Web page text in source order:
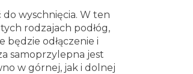
wyschnięcia. W ten
rodzajach podłóg,
będzie odłączenie i
samoprzylepna jest
w górnej, jak i dolnej